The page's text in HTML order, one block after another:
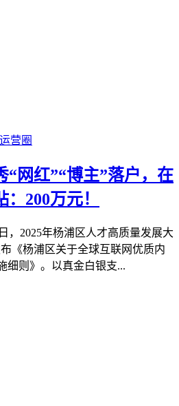
运营圈
“网红”“博主”落户，在
200万元！
，2025年杨浦区人才高质量发展大
《杨浦区关于全球互联网优质内
细则》。以真金白银支...